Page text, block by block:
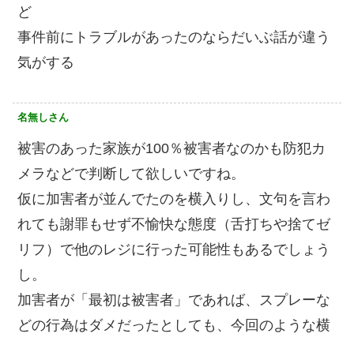
ど
事件前にトラブルがあったのならだいぶ話が違う
気がする
名無しさん
被害のあった家族が100％被害者なのかも防犯カ
メラなどで判断して欲しいですね。
仮に加害者が並んでたのを横入りし、文句を言わ
れても謝罪もせず不愉快な態度（舌打ちや捨てゼ
リフ）で他のレジに行った可能性もあるでしょう
し。
加害者が「最初は被害者」であれば、スプレーな
どの行為はダメだったとしても、今回のような横